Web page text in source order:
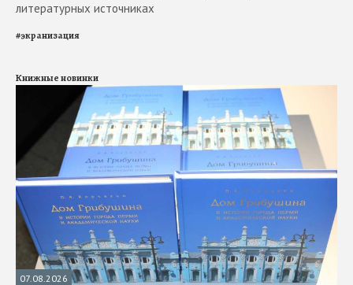
литературных источниках
#экранизация
Книжные новинки
07.08.2026